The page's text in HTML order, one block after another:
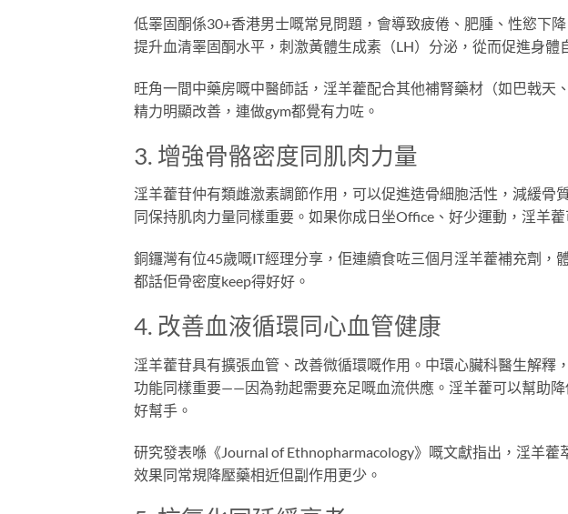
低睪固酮係30+香港男士嘅常見問題，會導致疲倦、肥腫、性慾下
提升血清睪固酮水平，刺激黃體生成素（LH）分泌，從而促進身體
旺角一間中藥房嘅中醫師話，淫羊藿配合其他補腎藥材（如巴戟天
精力明顯改善，連做gym都覺有力咗。
3. 增強骨骼密度同肌肉力量
淫羊藿苷仲有類雌激素調節作用，可以促進造骨細胞活性，減緩骨
同保持肌肉力量同樣重要。如果你成日坐Office、好少運動，淫羊
銅鑼灣有位45歲嘅IT經理分享，佢連續食咗三個月淫羊藿補充劑，
都話佢骨密度keep得好好。
4. 改善血液循環同心血管健康
淫羊藿苷具有擴張血管、改善微循環嘅作用。中環心臟科醫生解釋
功能同樣重要——因為勃起需要充足嘅血流供應。淫羊藿可以幫助
好幫手。
研究發表喺《Journal of Ethnopharmacology》嘅文獻指出，淫羊藿
效果同常規降壓藥相近但副作用更少。